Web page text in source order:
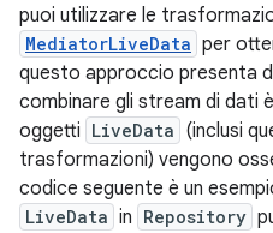
puoi utilizzare le
MediatorLiveData per
questo approccio presenta
combinare gli stream di dati
oggetti LiveData (inclusi
trasformazioni) vengono
codice seguente è un
LiveData in Repository